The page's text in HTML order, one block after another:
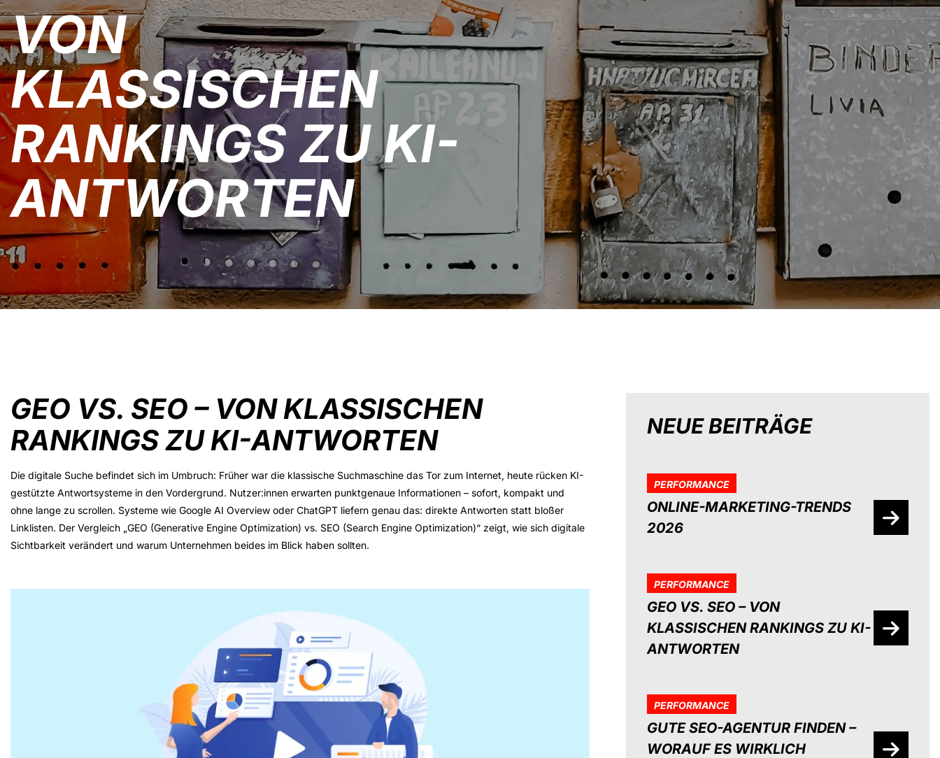
VON
KLASSISCHEN
RANKINGS ZU KI-
ANTWORTEN
GEO VS. SEO – VON KLASSISCHEN
RANKINGS ZU KI-ANTWORTEN
Die digitale Suche befindet sich im Umbruch: Früher war die klassische Suchmaschine das Tor zum Internet, heute rücken KI-
gestützte Antwortsysteme in den Vordergrund. Nutzer:innen erwarten punktgenaue Informationen – sofort, kompakt und
ohne lange zu scrollen. Systeme wie Google AI Overview oder ChatGPT liefern genau das: direkte Antworten statt bloßer
Linklisten. Der Vergleich „GEO (Generative Engine Optimization) vs. SEO (Search Engine Optimization)“ zeigt, wie sich digitale
Sichtbarkeit verändert und warum Unternehmen beides im Blick haben sollten.
NEUE BEITRÄGE
PERFORMANCE
ONLINE-MARKETING-TRENDS
2026
PERFORMANCE
GEO VS. SEO – VON
KLASSISCHEN RANKINGS ZU KI-
ANTWORTEN
PERFORMANCE
GUTE SEO-AGENTUR FINDEN –
WORAUF ES WIRKLICH